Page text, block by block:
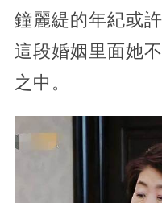
鐘麗緹的年紀或
這段婚姻里面她
之中。